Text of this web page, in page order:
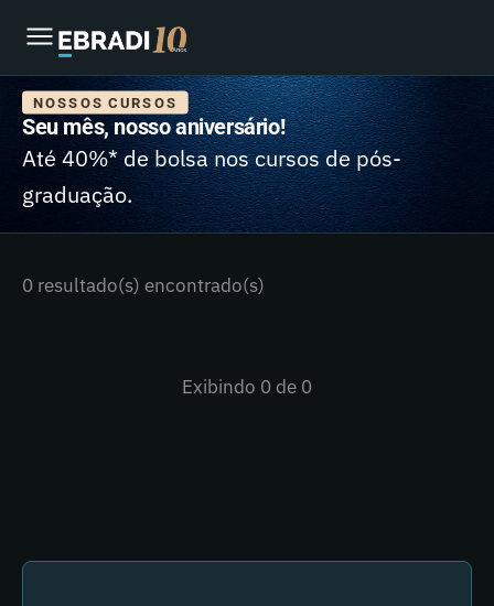
NOSSOS CURSOS
Seu mês, nosso aniversário!
Até 40%* de bolsa nos cursos de pós-
graduação.
0 resultado(s) encontrado(s)
Exibindo 0 de 0